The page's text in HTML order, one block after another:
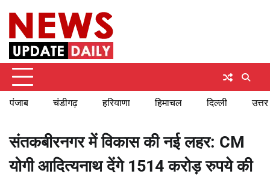
content
पंजाब चंडीगढ़ हरियाणा हिमाचल दिल्ली
संतकबीरनगर में विकास की नई लहर: CM
योगी आदित्यनाथ देंगे 1514 करोड़ रुपये की